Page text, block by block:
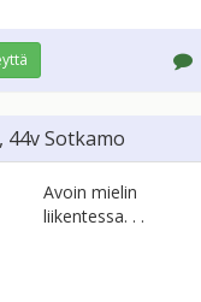
, 44vSotkamo
Avoin mielin
liikentessa. . .